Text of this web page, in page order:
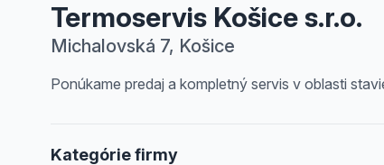
Termoservis Košice s.r.o.
Michalovská 7, Košice
Ponúkame predaj a kompletný servis v oblasti
Kategórie firmy